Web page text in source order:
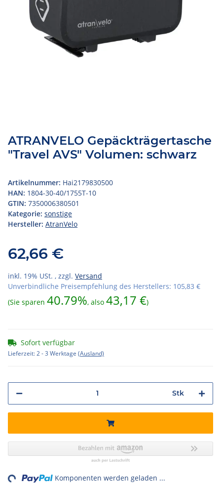
ATRANVELO Gepäckträgertasche
"Travel AVS" Volumen: schwarz
Artikelnummer: Hai2179830500
HAN: 1804-30-40/1755T-10
GTIN: 7350006380501
Kategorie: sonstige
Hersteller: AtranVelo
62,66 €
inkl. 19% USt. , zzgl. Versand
Unverbindliche Preisempfehlung des Herstellers: 105,83 €
(Sie sparen 40.79%, also 43,17 €)
Sofort verfügbar
Lieferzeit:2 - 3 Werktage (Ausland)
Stk
Komponenten werden geladen ...